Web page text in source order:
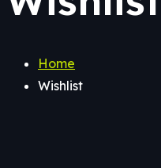
Home
Wishlist